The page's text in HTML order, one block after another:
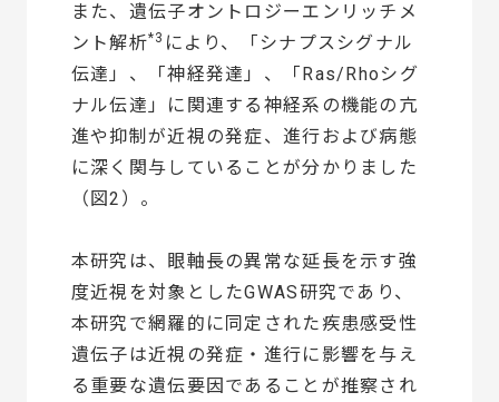
また、遺伝子オントロジーエンリッチメ
ント解析*3 により、「シナプスシグナル
伝達」、「神経発達」、「Ras/Rhoシグ
ナル伝達」に関連する神経系の機能の亢
進や抑制が近視の発症、進行および病態
に深く関与していることが分かりました
（図2）。
本研究は、眼軸長の異常な延長を示す強
度近視を対象としたGWAS研究であり、
本研究で網羅的に同定された疾患感受性
遺伝子は近視の発症・進行に影響を与え
る重要な遺伝要因であることが推察され